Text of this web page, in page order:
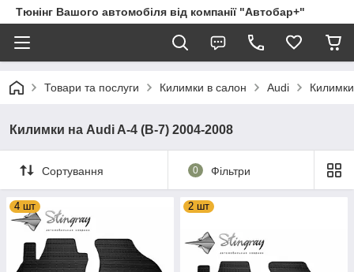
Тюнінг Вашого автомобіля від компанії "Автобар+"
Товари та послуги Килимки в салон Audi
Килимки на Audi A-4 (B-7) 2004-2008
Сортування 0 Фільтри
4 шт 2 шт